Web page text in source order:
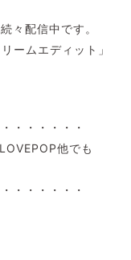
々配信中です。
ームエディット」
・・・・・・
他でも
・・・・・・